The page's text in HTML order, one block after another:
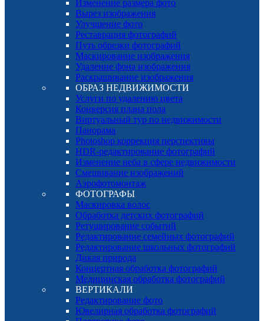
Изменение размера фото
Вырез изображения
Улучшение фото
Реставрация фотографий
Путь обрезки фотографий
Маскирование изображения
Удаление фона изображения
Раскрашивание изображения
ОБРАЗ НЕДВИЖИМОСТИ
Услуги по удалению цвета
Конверсия плана пола
Виртуальный тур по недвижимости
Панорама
Photoshop коррекция перспективы
HDR-редактирование фотографий
Изменение неба в сфере недвижимости
Смешивание изображений
Аэрофотомонтаж
ФОТОГРАФЫ
Маскировка волос
Обработка детских фотографий
Ретуширование событий
Редактирование семейных фотографий
Редактирование школьных фотографий
Дикая природа
Концертная обработка фотографий
Медицинская обработка фотографий
ВЕРТИКАЛИ
Редактирование фото
Ювелирная обработка фотографий